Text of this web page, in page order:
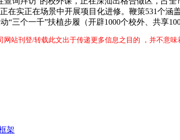
在实正在场景中开展项目化进修。鞭策531个
三个一千”扶植步履（开辟1000个校外、共享
站刊登/转载此文出于传递更多信息之目的 ，并不意
架